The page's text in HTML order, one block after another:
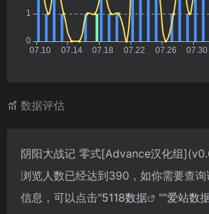
数据评估
阴阳大战记 零式[Advance汉化组
浏览人数已经达到390，如你需要查
信息，可以点击"5118数据 ""爱站数